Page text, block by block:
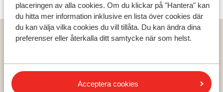
placeringen av alla cookies. Om du klickar på "Hantera" kan
du hitta mer information inklusive en lista över cookies där
du kan välja vilka cookies du vill tillåta. Du kan ändra dina
preferenser eller återkalla ditt samtycke när som helst.
Acceptera cookies
Populära länder
Turkiet
Spanien